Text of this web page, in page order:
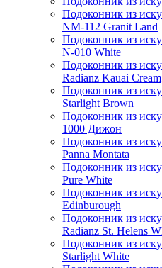
Подоконник из
NM-112 Granit Land
Подоконник из
N-010 White
Подоконник из
Radianz Kauai Cream
Подоконник из
Starlight Brown
Подоконник из
1000 Дижон
Подоконник из
Panna Montata
Подоконник из
Pure White
Подоконник из
Edinburough
Подоконник из
Radianz St. Helens
Подоконник из
Starlight White